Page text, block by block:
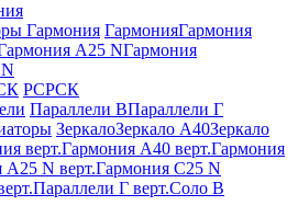
Гармония ГармонияГармония
А25 NГармония
РСРСК
Параллели ВПараллели Г
ЗеркалоЗеркало А40Зеркало
верт.Гармония А40 верт.Гармония
А25 N верт.Гармония С25 N
Параллели Г верт.Соло В